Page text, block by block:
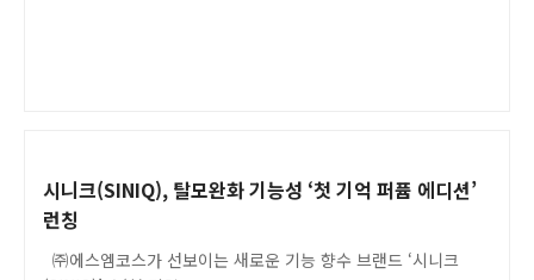
시니크(SINIQ), 탈모완화 기능성 ‘첫 기억 퍼퓸 에디션’
런칭
㈜에스엠코스가 선보이는 새로운 기능 향수 브랜드 ‘시니크